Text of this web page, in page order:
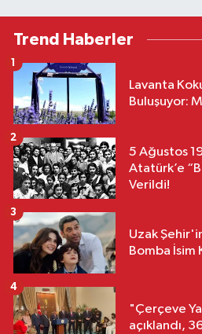
Trend Haberler
Lavanta
Buluşuyor:
1
5 Ağustos
Atatürk’e
Verildi!
2
Uzak
Bomba İsim
3
"Çerçeve
açıklandı,
4